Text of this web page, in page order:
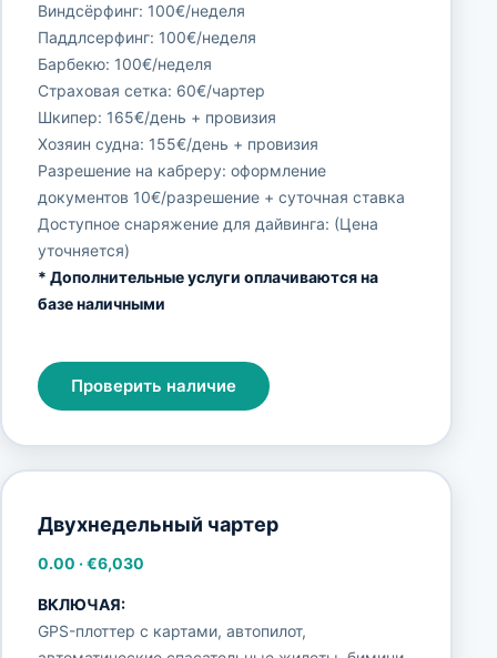
Виндсёрфинг: 100€/неделя
Паддлсерфинг: 100€/неделя
Барбекю: 100€/неделя
Страховая сетка: 60€/чартер
Шкипер: 165€/день + провизия
Хозяин судна: 155€/день + провизия
Разрешение на кабреру: оформление
документов 10€/разрешение + суточная ставка
Доступное снаряжение для дайвинга: (Цена
уточняется)
* Дополнительные услуги оплачиваются на
базе наличными
Проверить наличие
Двухнедельный чартер
0.00 ·€6,030
ВКЛЮЧАЯ:
GPS-плоттер с картами, автопилот,